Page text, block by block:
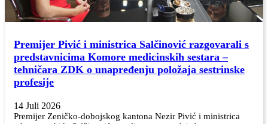
Premijer Pivić i ministrica Salčinović razgovarali s
predstavnicima Komore medicinskih sestara –
tehničara ZDK o unapređenju položaja sestrinske
profesije
14 Juli 2026
Premijer Zeničko-dobojskog kantona Nezir Pivić i ministrica